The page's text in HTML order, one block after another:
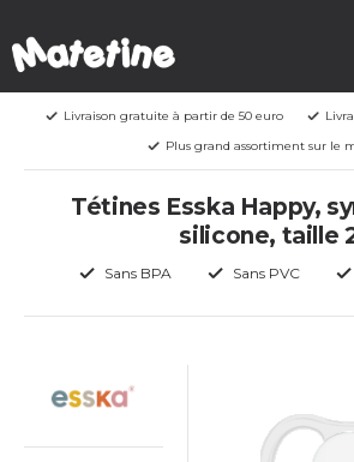
Livraison gratuite à partir de 50 euro
Plus grand assortiment sur le
Tétines Esska Happy,
silicone, taille
Sans BPA Sans PVC